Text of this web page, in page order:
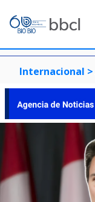
Internacional >